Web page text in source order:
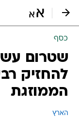
כסף
שטרום
להחזיק
הממוזגת
הארץ